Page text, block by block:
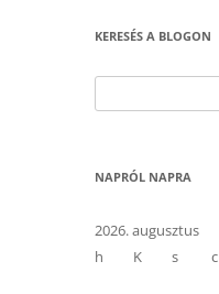
KERESÉS A BLOGON
NAPRÓL NAPRA
2026. augusztus
h
K s c